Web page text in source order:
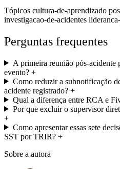
Tópicos cultura-de-aprendizado
investigacao-de-acidentes
Perguntas frequentes
A primeira reunião pós-acidente
evento? +
Como reduzir a subnotificação
acidente registrado? +
Qual a diferença entre RCA e
Por que excluir o supervisor
+
Como apresentar essas sete
SST por TRIR? +
Sobre a autora